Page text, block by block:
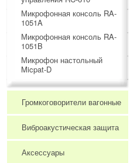
Микрофонная консоль RA-
1051A
Микрофонная консоль RA-
1051B
Микрофон настольный
Micpat-D
Громкоговорители вагонные
Виброакустическая защита
Аксессуары